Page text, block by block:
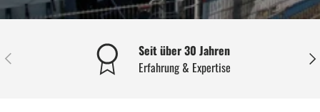
VORHERIGE
Seit über 30 Jahren
Erfahrung & Expertise